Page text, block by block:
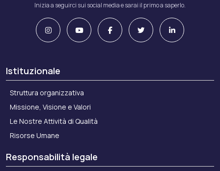
Inizia a seguirci sui social media e sarai il primo a saperlo.
Istituzionale
Struttura organizzativa
Missione, Visione e Valori
Le Nostre Attività di Qualità
Risorse Umane
Responsabilità legale